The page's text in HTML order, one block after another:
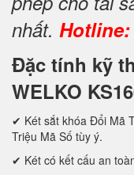
nhất. Hotline:
Đặc tính kỹ
WELKO
✔ Két sắt khóa Đổi Mã
Triệu Mã Số tùy ý.
✔ Két có kết cấu an